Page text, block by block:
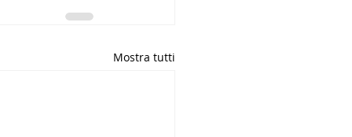
Mostra tutti